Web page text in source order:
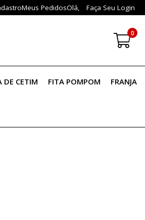
Meus PedidosOlá, Faça Seu Login
DE CETIM FITA POMPOM FRANJA
0